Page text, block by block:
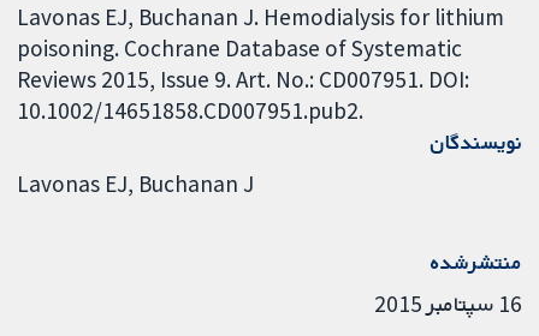
Lavonas EJ, Buchanan J. Hemodialysis for lithium
poisoning. Cochrane Database of Systematic
Reviews 2015, Issue 9. Art. No.: CD007951. DOI:
10.1002/14651858.CD007951.pub2.
نویسندگان
Lavonas EJ Buchanan J
منتشرشده
16 سپتامبر 2015